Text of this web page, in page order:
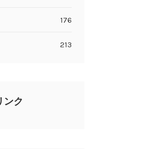
176
213
ンク